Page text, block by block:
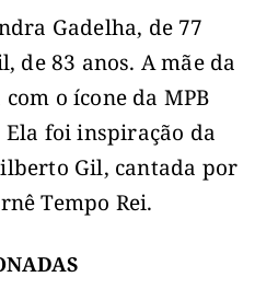
Gadelha, de 77
de 83 anos. A mãe da
o ícone da MPB
Ela foi inspiração da
Gil, cantada por
Tempo Rei.